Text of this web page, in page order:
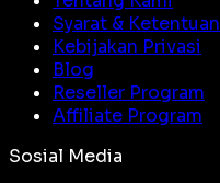
Syarat & Ketentuan
Kebijakan Privasi
Blog
Reseller Program
Affiliate Program
Sosial Media